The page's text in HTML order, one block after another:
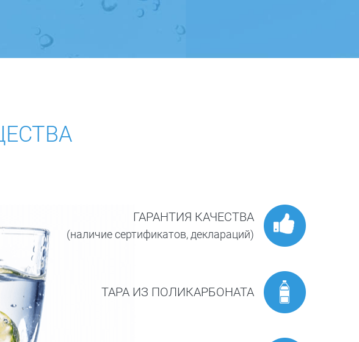
ГАРАНТИЯ КАЧЕСТВА
(наличие сертификатов, деклараций)
ТАРА ИЗ ПОЛИКАРБОНАТА